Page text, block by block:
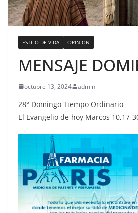
ESTILO DE VIDA OPINION
MENSAJE
octubre 13, 2024 admin
28° Domingo Tiempo Ordinario
El Evangelio de hoy Marcos 10,17-